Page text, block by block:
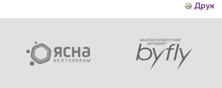
Друк